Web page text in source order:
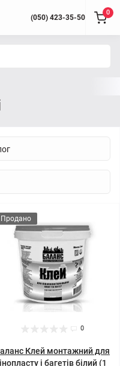
(050) 423-35-50
0
Продано
0
Клей монтажний для
і багетів білий (1